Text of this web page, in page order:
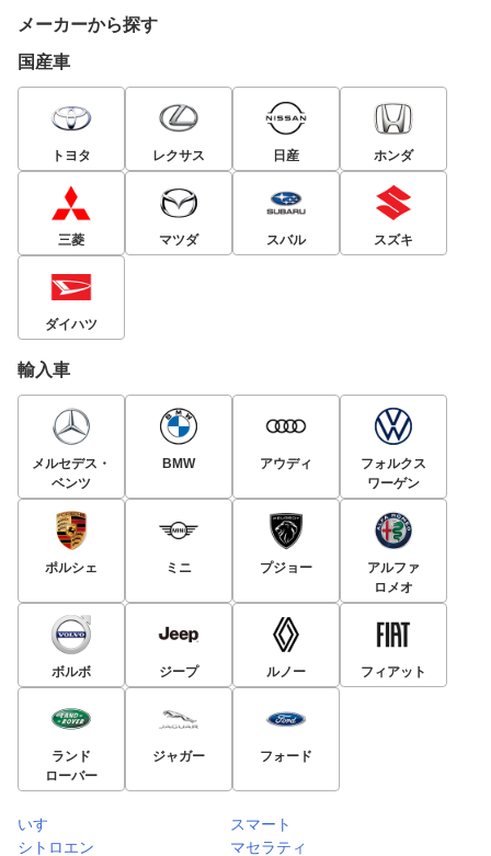
メーカーから探す
国産車
トヨタ レクサス 日産 ホンダ
三菱 マツダ スバル スズキ
ダイハツ
輸入車
メルセデス・
ベンツ
BMW アウディ
フォルクス
ワーゲン
ポルシェ ミニ プジョー
アルファ
ロメオ
ボルボ ジープ ルノー フィアット
ランド
ローバー
ジャガー フォード
いすゞ
スマート
シトロエン
マセラティ